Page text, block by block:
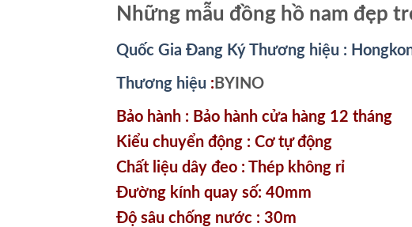
Những mẫu đồng hồ nam đẹp
Quốc Gia Đang Ký Thương hiệu :
Thương hiệu : BYINO
Bảo hành : Bảo hành cửa hàng 12 tháng
Kiểu chuyển động : Cơ tự động
Chất liệu dây đeo : Thép không rỉ
Đường kính quay số: 40mm
Độ sâu chống nước : 30m